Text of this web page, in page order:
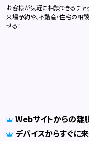
お客様が気軽に相談できるチャ
来場予約や、不動産・住宅の相
せる！
Webサイトからの離
デバイスからすぐに